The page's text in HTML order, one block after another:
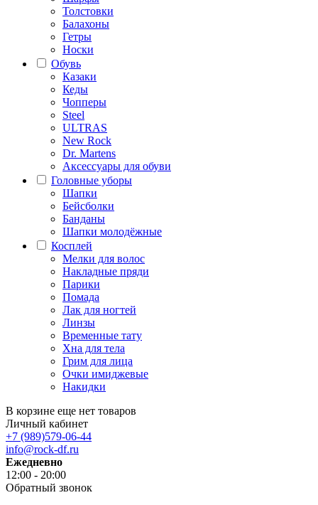
Толстовки
Балахоны
Гетры
Носки
Обувь
Казаки
Кеды
Чопперы
Steel
ULTRAS
New Rock
Dr. Martens
Аксессуары для обуви
Головные уборы
Шапки
Бейсболки
Банданы
Шапки молодёжные
Косплей
Мелки для волос
Накладные пряди
Парики
Помада
Лак для ногтей
Линзы
Временные тату
Хна для тела
Грим для лица
Очки имиджевые
Накидки
В корзине еще нет товаров
Личный кабинет
+7 (989)579-06-44
info@rock-df.ru
Ежедневно
12:00 - 20:00
Обратный звонок